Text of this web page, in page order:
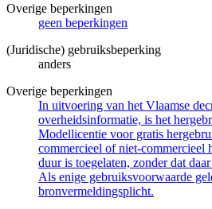
Overige beperkingen
geen beperkingen
(Juridische) gebruiksbeperking
anders
Overige beperkingen
In uitvoering van het Vlaamse
overheidsinformatie, is het
Modellicentie voor gratis
commercieel of niet-commercieel
duur is toegelaten, zonder dat
Als enige gebruiksvoorwaarde
bronvermeldingsplicht.